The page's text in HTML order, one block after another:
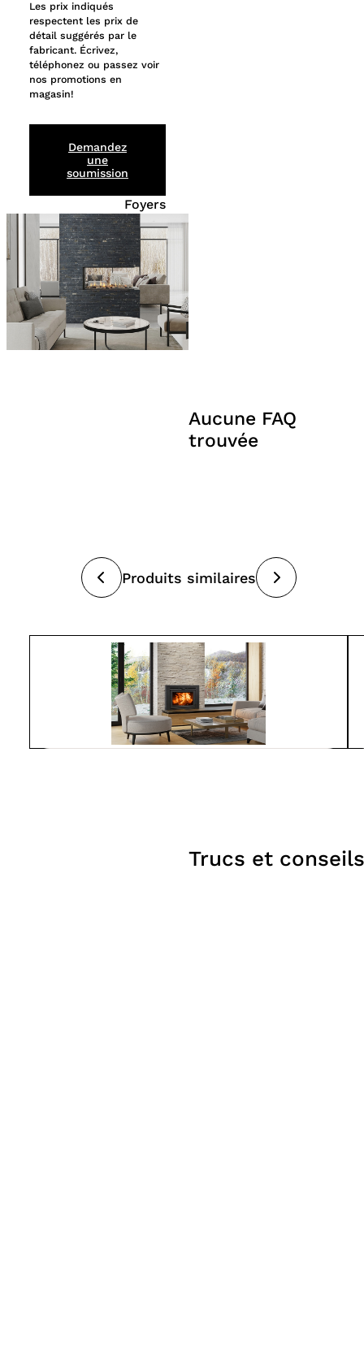
Foyers
Les prix indiqués
respectent les prix de
détail suggérés par le
fabricant. Écrivez,
téléphonez ou passez voir
nos promotions en
magasin!
Demandez
une
soumission
Aucune FAQ
trouvée
Produits similaires
Trucs et conseils